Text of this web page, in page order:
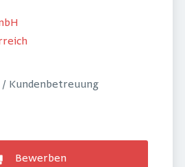
Kundenbetreuung
Bewerben